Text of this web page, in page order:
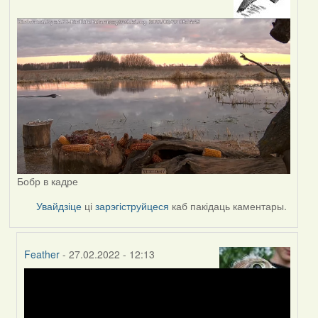
Бобр в кадре
Увайдзіце цізарэгіструйцеся каб пакідаць каментары.
Feather - 27.02.2022 - 12:13